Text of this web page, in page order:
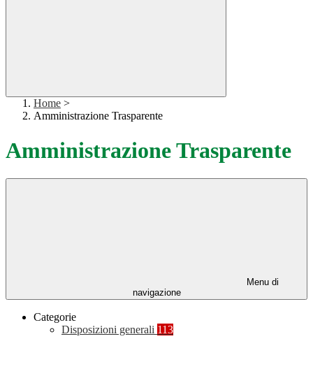
Home >
Amministrazione Trasparente
Amministrazione Trasparente
Menu di
navigazione
Categorie
Disposizioni generali 113